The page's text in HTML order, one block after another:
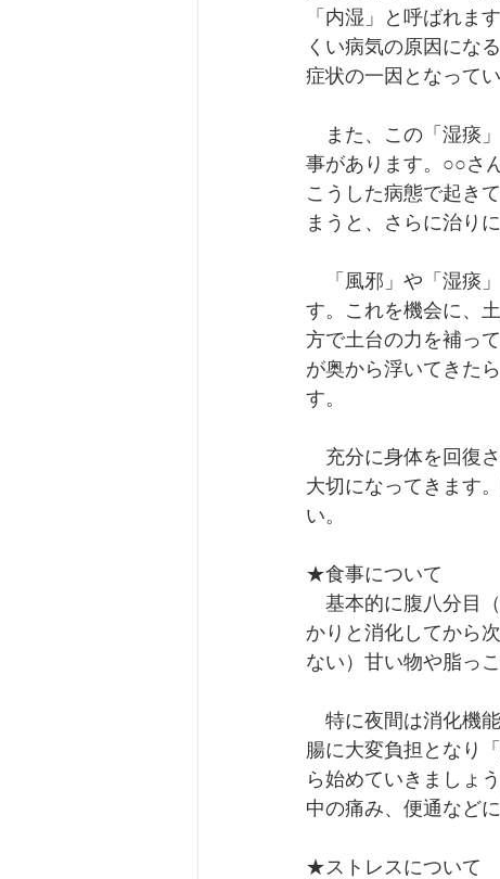
「内湿」と呼ばれま
くい病気の原因にな
症状の一因となって
また、この「湿痰
事があります。○○さ
こうした病態で起き
まうと、さらに治り
「風邪」や「湿痰
す。これを機会に、
方で土台の力を補っ
が奥から浮いてきた
す。
充分に身体を回復
大切になってきます
い。
★食事について
基本的に腹八分目
かりと消化してから
ない）甘い物や脂っ
特に夜間は消化機
腸に大変負担となり
ら始めていきましょ
中の痛み、便通など
★ストレスについて